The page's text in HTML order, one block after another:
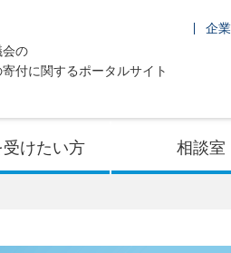
会の
付に関するポータルサイト
企
けたい方 相談室